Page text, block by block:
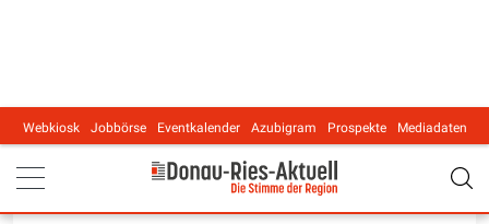
Main navigation
Webkiosk Jobbörse Eventkalender Azubigram Prospekte Mediadaten